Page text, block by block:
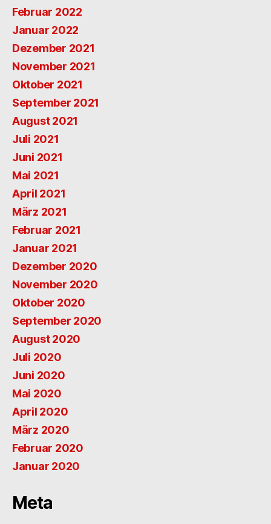
Februar 2022
Januar 2022
Dezember 2021
November 2021
Oktober 2021
September 2021
August 2021
Juli 2021
Juni 2021
Mai 2021
April 2021
März 2021
Februar 2021
Januar 2021
Dezember 2020
November 2020
Oktober 2020
September 2020
August 2020
Juli 2020
Juni 2020
Mai 2020
April 2020
März 2020
Februar 2020
Januar 2020
Meta